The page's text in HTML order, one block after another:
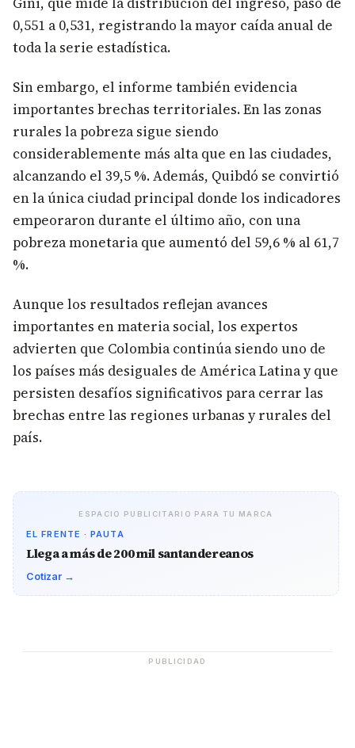
0,551 a 0,531, registrando la mayor caída anual de
toda la serie estadística.
Sin embargo, el informe también evidencia
importantes brechas territoriales. En las zonas
rurales la pobreza sigue siendo
considerablemente más alta que en las ciudades,
alcanzando el 39,5 %. Además, Quibdó se convirtió
en la única ciudad principal donde los indicadores
empeoraron durante el último año, con una
pobreza monetaria que aumentó del 59,6 % al 61,7
%.
Aunque los resultados reflejan avances
importantes en materia social, los expertos
advierten que Colombia continúa siendo uno de
los países más desiguales de América Latina y que
persisten desafíos significativos para cerrar las
brechas entre las regiones urbanas y rurales del
país.
ESPACIO PUBLICITARIO PARA TU MARCA
EL FRENTE · PAUTA
Llega a más de 200 mil santandereanos
Cotizar →
PUBLICIDAD